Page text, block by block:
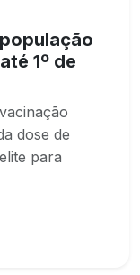
1º de
dose de
para